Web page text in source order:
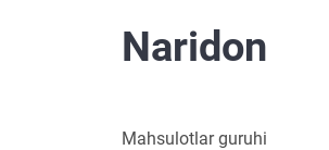
Naridon
Mahsulotlar guruhi